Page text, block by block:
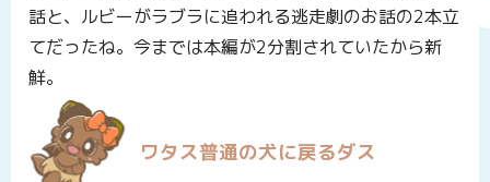
話と、ルビーがラブラに追われる逃走劇のお話の2本立
てだったね。今までは本編が2分割されていたから新
鮮。
ワタス普通の犬に戻るダス